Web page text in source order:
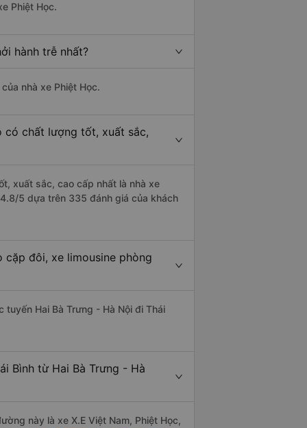
Phiệt Học.
hành trễ nhất?
nhà xe Phiệt Học.
có chất lượng tốt, xuất sắc,
xuất sắc, cao cấp nhất là nhà xe
5 dựa trên 335 đánh giá của khách
cặp đôi, xe limousine phòng
Hai Bà Trưng - Hà Nội đi Thái
Bình từ Hai Bà Trưng - Hà
này là xe X.E Việt Nam, Phiệt Học,